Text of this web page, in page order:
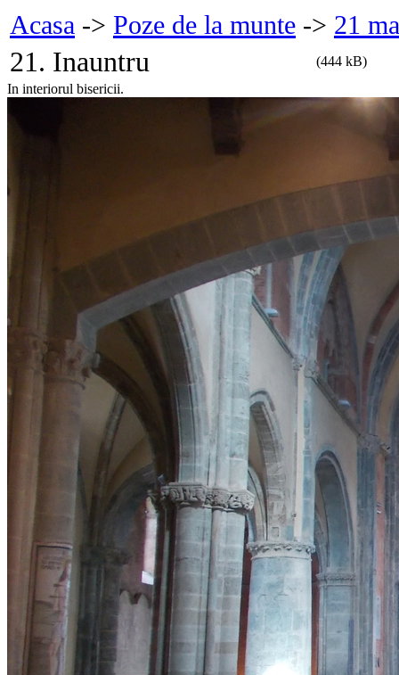
Acasa -> Poze de la munte -> 21
21. Inauntru
(444 kB)
In interiorul bisericii.